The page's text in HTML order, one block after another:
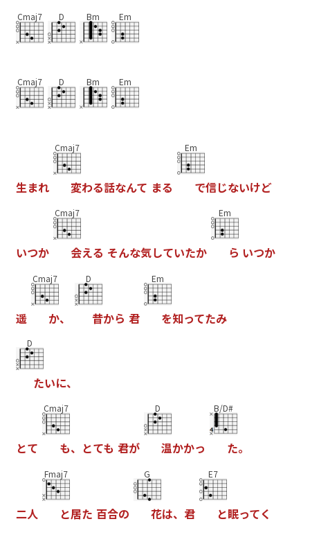
Cmaj7 D Bm Em
Cmaj7 D Bm Em
生まれ
Cmaj7
変わる話なんて まる
Em
で信じないけど
いつか
Cmaj7
会える そんな気していたか
Em
ら いつか
遥
Cmaj7
か、
D
昔から 君
Em
を知ってたみ
D
たいに、
とて
Cmaj7
も、 とても 君が
D
温かかっ
B/D#
た。
二人
Fmaj7
と居た 百合の
G
花は、 君
E7
と眠ってく